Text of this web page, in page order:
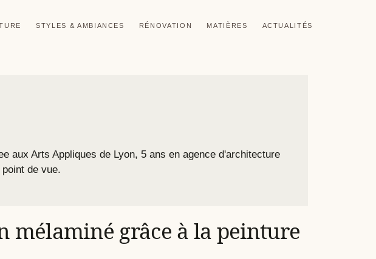
STYLES & AMBIANCES RÉNOVATION MATIÈRES ACTUALITÉS
aux Arts Appliques de Lyon, 5 ans en agence d'architecture
de vue.
mélaminé grâce à la peinture